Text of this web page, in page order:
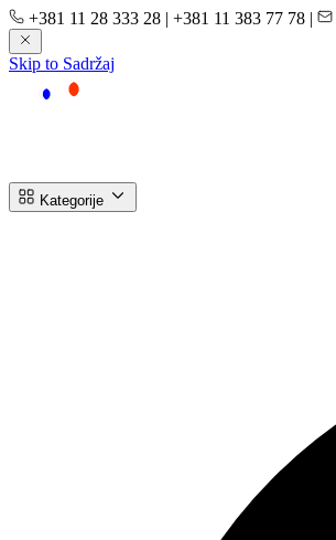
+381 11 28 333 28 | +381 11 383 77 78 |
Skip to Sadržaj
Kategorije